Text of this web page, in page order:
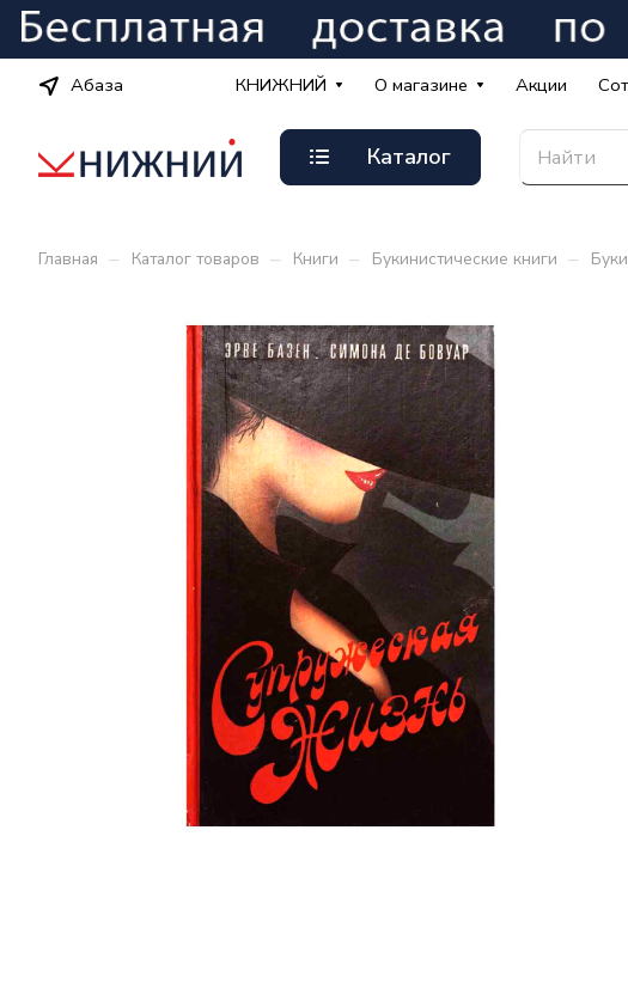
Абаза КНИЖНИЙ О магазине Акции
Каталог
Главная – Каталог товаров – Книги – Букинистические книги –